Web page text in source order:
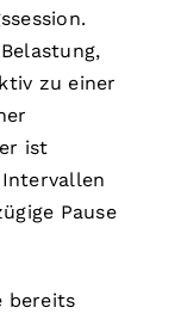
zu einer
ist
Pause
bereits